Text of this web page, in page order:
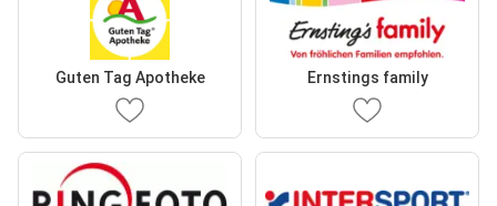
Guten Tag Apotheke Ernstings family